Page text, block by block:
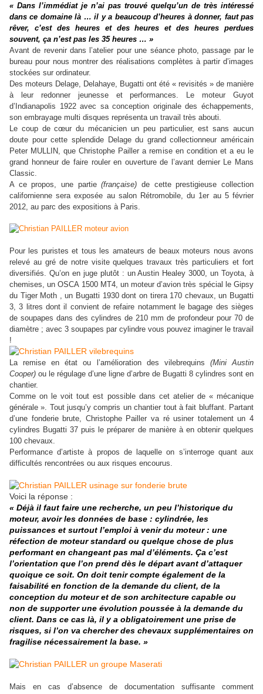
« Dans l’immédiat je n’ai pas trouvé quelqu’un de très intéressé
dans ce domaine là … il y a beaucoup d’heures à donner, faut pas
rêver, c’est des heures et des heures et des heures perdues
souvent, ça n’est pas les 35 heures … »
Avant de revenir dans l’atelier pour une séance photo, passage par le
bureau pour nous montrer des réalisations complètes à partir d’images
stockées sur ordinateur.
Des moteurs Delage, Delahaye, Bugatti ont été « revisités » de manière
à leur redonner jeunesse et performances. Le moteur Guyot
d’Indianapolis 1922 avec sa conception originale des échappements,
son embrayage multi disques représenta un travail très abouti.
Le coup de cœur du mécanicien un peu particulier, est sans aucun
doute pour cette splendide Delage du grand collectionneur américain
Peter MULLIN, que Christophe Pailler a remise en condition et a eu le
grand honneur de faire rouler en ouverture de l’avant dernier Le Mans
Classic.
A ce propos, une partie(française) de cette prestigieuse collection
californienne sera exposée au salon Rétromobile, du 1er au 5 février
2012, au parc des expositions à Paris.
Pour les puristes et tous les amateurs de beaux moteurs nous avons
relevé au gré de notre visite quelques travaux très particuliers et fort
diversifiés. Qu’on en juge plutôt : un Austin Healey 3000, un Toyota, à
chemises, un OSCA 1500 MT4, un moteur d’avion très spécial le Gipsy
du Tiger Moth , un Bugatti 1930 dont on tirera 170 chevaux, un Bugatti
3, 3 litres dont il convient de refaire notamment le bagage des sièges
de soupapes dans des cylindres de 210 mm de profondeur pour 70 de
diamètre ; avec 3 soupapes par cylindre vous pouvez imaginer le travail
!
La remise en état ou l’amélioration des vilebrequins (Mini Austin
Cooper) ou le régulage d’une ligne d’arbre de Bugatti 8 cylindres sont en
chantier.
Comme on le voit tout est possible dans cet atelier de « mécanique
générale ». Tout jusqu’y compris un chantier tout à fait bluffant. Partant
d’une fonderie brute, Christophe Pailler va ré usiner totalement un 4
cylindres Bugatti 37 puis le préparer de manière à en obtenir quelques
100 chevaux.
Performance d’artiste à propos de laquelle on s’interroge quant aux
difficultés rencontrées ou aux risques encourus.
Voici la réponse :
« Déjà il faut faire une recherche, un peu l’historique du
moteur, avoir les données de base : cylindrée, les
puissances et surtout l’emploi à venir du moteur : une
réfection de moteur standard ou quelque chose de plus
performant en changeant pas mal d’éléments. Ça c’est
l’orientation que l’on prend dès le départ avant d’attaquer
quoique ce soit. On doit tenir compte également de la
faisabilité en fonction de la demande du client, de la
conception du moteur et de son architecture capable ou
non de supporter une évolution poussée à la demande du
client. Dans ce cas là, il y a obligatoirement une prise de
risques, si l’on va chercher des chevaux supplémentaires on
fragilise nécessairement la base. »
Mais en cas d’absence de documentation suffisante comment